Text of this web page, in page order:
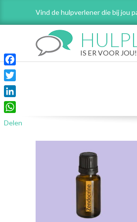
Vind de hulpverlener die bij jou
IS ER VOOR JOU!
Facebook
Twitter
LinkedIn
WhatsApp
Delen